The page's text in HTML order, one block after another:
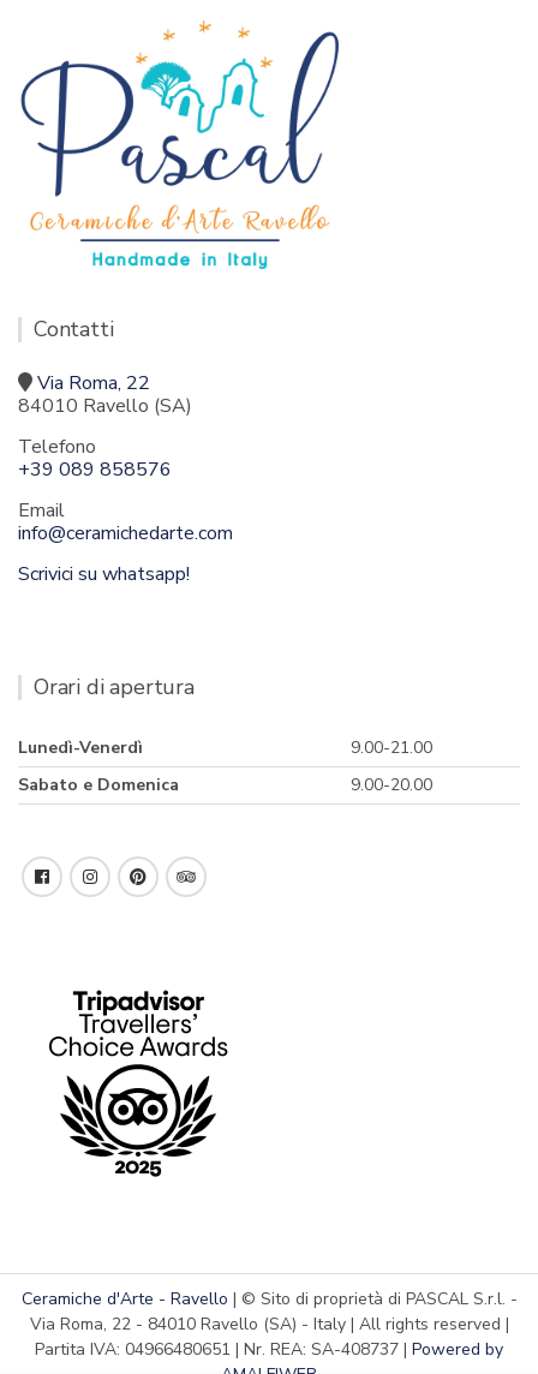
Contatti
Via Roma, 22
84010 Ravello (SA)
Telefono
+39 089 858576
Email
info@ceramichedarte.com
Scrivici su whatsapp!
Orari di apertura
Lunedì-Venerdì
9.00-21.00
Sabato e Domenica
9.00-20.00
Ceramiche d'Arte - Ravello | © Sito di proprietà di PASCAL S.r.l. -
Via Roma, 22 - 84010 Ravello (SA) - Italy | All rights reserved |
Partita IVA: 04966480651 | Nr. REA: SA-408737 | Powered by